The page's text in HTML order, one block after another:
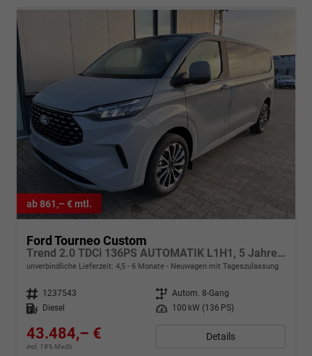
ab 861,– € mtl.
Ford Tourneo Custom
Trend 2.0 TDCi 136PS AUTOMATIK L1H1, 5 Jahre Garantie, 8 Plätze, 16" Alu, Parksensoren vo/hi, Rückfahrkamera, LED-Scheinwerfer, Keyless, Sitzheizung, Radio 13" inkl. Wireless AndroidAuto/Apple CarPlay, Tempomat, Klimaautomatik
unverbindliche Lieferzeit: 4,5 - 6 Monate Neuwagen mit Tageszulassung
Fahrzeugnr. 1237543 Getriebe Autom. 8-Gang
Kraftstoff
Diesel Leistung 100 kW (136 PS)
43.484,– €
incl. 19% MwSt.
Details